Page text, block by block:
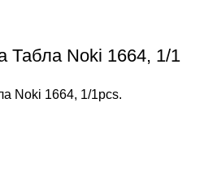
Табла Noki 1664, 1/1
Noki 1664, 1/1pcs.